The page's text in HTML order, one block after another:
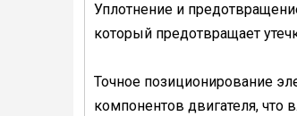
Уплотнение и
который предотвращает
Точное позиционирование
компонентов двигателя, что